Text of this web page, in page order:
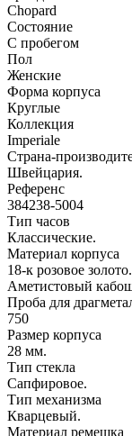
Chopard
Состояние
С пробегом
Пол
Женские
Форма корпуса
Круглые
Коллекция
Imperiale
Страна-
Швейцария.
Референс
384238-5004
Тип часов
Классические.
Материал корпуса
18-к розовое
Аметистовый
Проба для
750
Размер корпуса
28 мм.
Тип стекла
Сапфировое.
Тип механизма
Кварцевый.
Материал ремешка